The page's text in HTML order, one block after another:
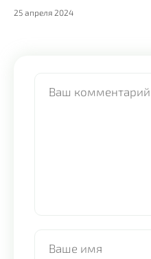
25 апреля 2024